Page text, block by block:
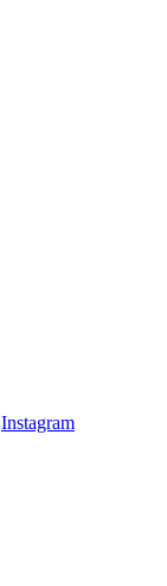
Instagram